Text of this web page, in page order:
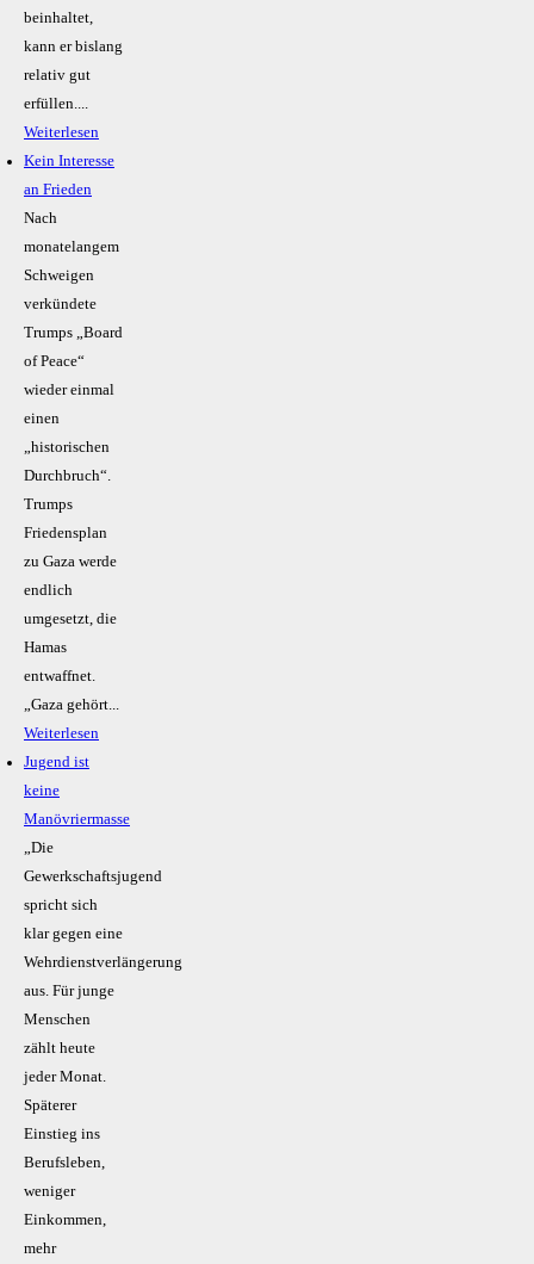
beinhaltet,
kann er bislang
relativ gut
erfüllen....
Weiterlesen
Kein Inte­resse
an Frieden
Nach
monatelangem
Schweigen
verkündete
Trumps „Board
of Peace“
wieder einmal
einen
„historischen
Durchbruch“.
Trumps
Friedensplan
zu Gaza werde
endlich
umgesetzt, die
Hamas
entwaffnet.
„Gaza gehört...
Weiterlesen
Jugend ist
keine
Manövriermasse
„Die
Gewerkschaftsjugend
spricht sich
klar gegen eine
Wehrdienstverlängerung
aus. Für junge
Menschen
zählt heute
jeder Monat.
Späterer
Einstieg ins
Berufsleben,
weniger
Einkommen,
mehr